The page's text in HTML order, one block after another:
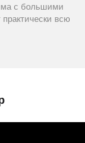
с большими
всю